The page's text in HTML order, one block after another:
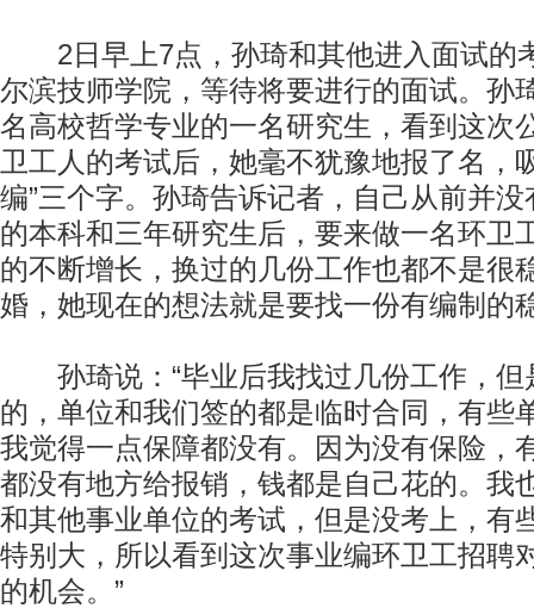
2日早上7点，孙琦和其他进入面试的
尔滨技师学院，等待将要进行的面试。孙
名高校哲学专业的一名研究生，看到这次
卫工人的考试后，她毫不犹豫地报了名，
编”三个字。孙琦告诉记者，自己从前并
的本科和三年研究生后，要来做一名环卫
的不断增长，换过的几份工作也都不是很
婚，她现在的想法就是要找一份有编制的
孙琦说：“毕业后我找过几份工作，但
的，单位和我们签的都是临时合同，有些
我觉得一点保障都没有。因为没有保险，
都没有地方给报销，钱都是自己花的。我
和其他事业单位的考试，但是没考上，有
特别大，所以看到这次事业编环卫工招聘
的机会。”